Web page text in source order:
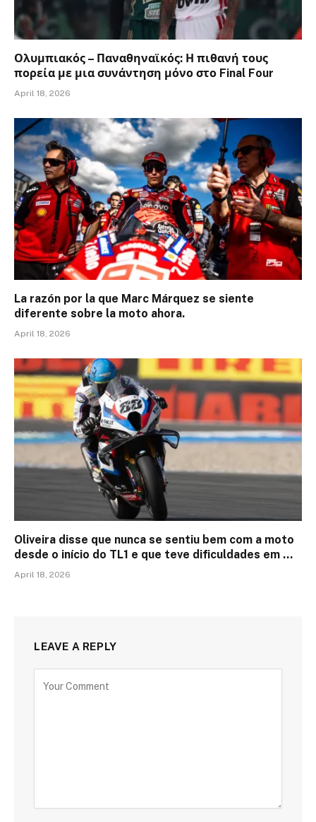
Ολυμπιακός – Παναθηναϊκός: Η πιθανή τους
πορεία με μια συνάντηση μόνο στο Final Four
April 18, 2026
La razón por la que Marc Márquez se siente
diferente sobre la moto ahora.
April 18, 2026
Oliveira disse que nunca se sentiu bem com a moto
desde o início do TL1 e que teve dificuldades em …
April 18, 2026
LEAVE A REPLY